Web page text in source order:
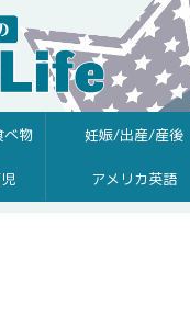
べ物 妊娠/出産/産後
アメリカ英語